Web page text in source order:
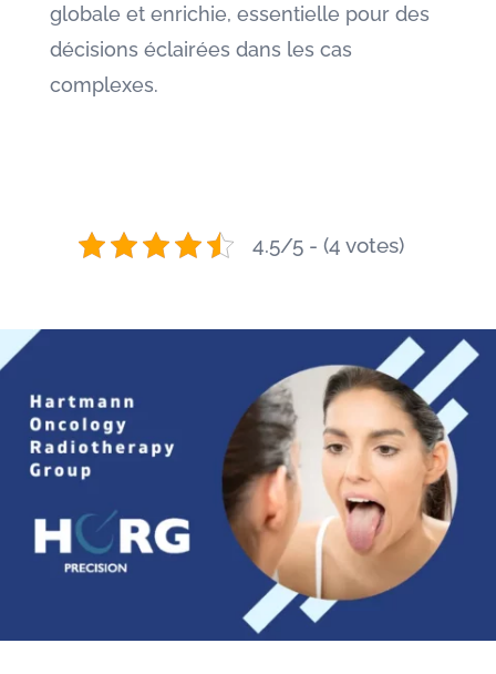
globale et enrichie, essentielle pour des
décisions éclairées dans les cas
complexes.
4.5/5 - (4 votes)